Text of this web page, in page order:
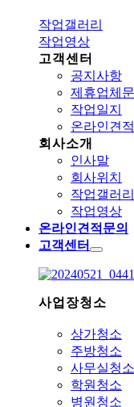
작업갤러리
작업영상
고객센터
공지사항
제휴업체
작업일지
온라인견
회사소개
인사말
회사위치
작업갤러리
작업영상
온라인견적문의
고객센터
사업장청소
상가청소
주방청소
사무실청소
학원청소
병원청소